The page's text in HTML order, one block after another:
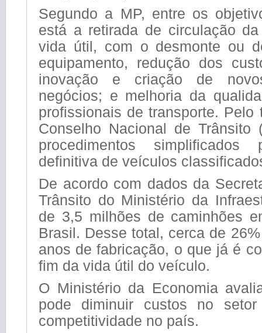
Segundo a MP, entre os
está a retirada de circulação
vida útil, com o desmonte ou
equipamento, redução dos
inovação e criação de
negócios; e melhoria da
profissionais de transporte. Pelo
Conselho Nacional de Trânsito
procedimentos
definitiva de veículos
De acordo com dados da
Trânsito do Ministério da
de 3,5 milhões de caminhões
Brasil. Desse total, cerca de
anos de fabricação, o que já é
fim da vida útil do veículo.
O Ministério da Economia
pode diminuir custos no
competitividade no país.